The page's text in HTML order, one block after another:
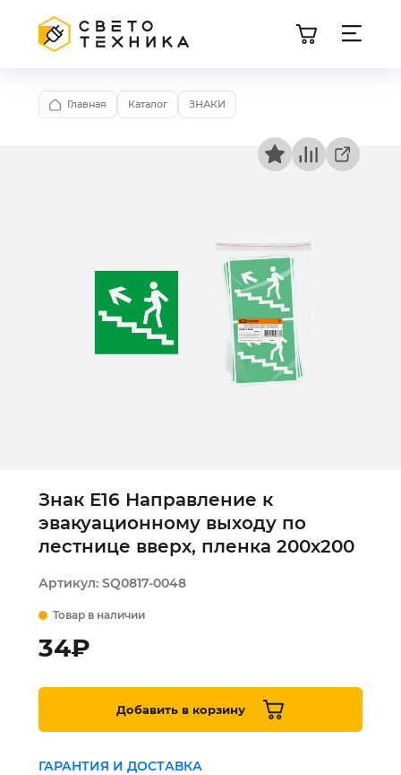
Главная Каталог ЗНАКИ
Знак Е16 Направление к
эвакуационному выходу по
лестнице вверх, пленка 200х200
Артикул: SQ0817-0048
Товар в наличии
34₽
Добавить в корзину
ГАРАНТИЯ И ДОСТАВКА